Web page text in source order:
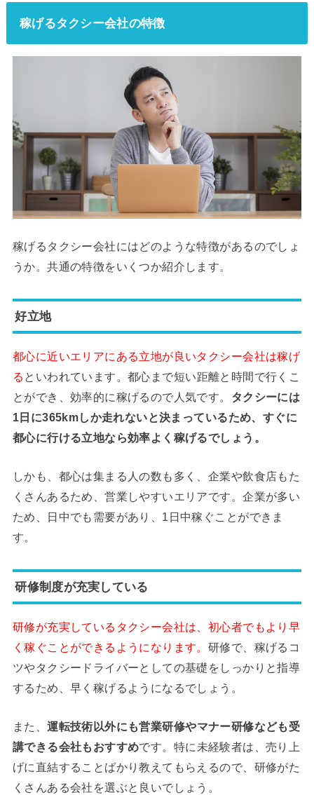
稼げるタクシー会社の特徴
稼げるタクシー会社にはどのような特徴があるのでしょ
うか。共通の特徴をいくつか紹介します。
好立地
都心に近いエリアにある立地が良いタクシー会社は稼げ
る といわれています。都心まで短い距離と時間で行くこ
とができ、効率的に稼げるので人気です。 タクシーには
1日に365kmしか走れないと決まっているため、すぐに
都心に行ける立地なら効率よく稼げるでしょう。
しかも、都心は集まる人の数も多く、企業や飲食店もた
くさんあるため、営業しやすいエリアです。企業が多い
ため、日中でも需要があり、1日中稼ぐことができま
す。
研修制度が充実している
研修が充実しているタクシー会社は、初心者でもより早
く稼ぐことができるようになります。 研修で、稼げるコ
ツやタクシードライバーとしての基礎をしっかりと指導
するため、早く稼げるようになるでしょう。
また、運転技術以外にも営業研修やマナー研修なども受
講できる会社もおすすめです。特に未経験者は、売り上
げに直結することばかり教えてもらえるので、研修がた
くさんある会社を選ぶと良いでしょう。